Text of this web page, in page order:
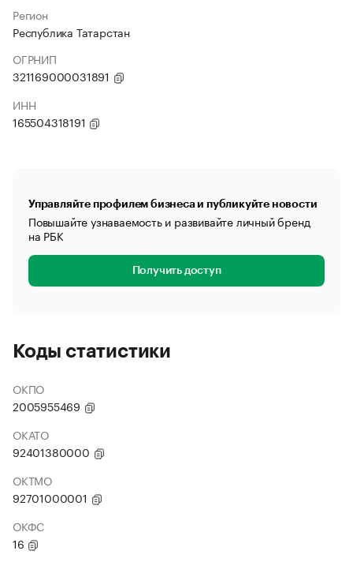
Регион
Республика Татарстан
ОГРНИП
321169000031891
ИНН
165504318191
Управляйте профилем бизнеса и публикуйте новости
Повышайте узнаваемость и развивайте личный бренд
на РБК
Получить доступ
Коды статистики
ОКПО
2005955469
ОКАТО
92401380000
ОКТМО
92701000001
ОКФС
16